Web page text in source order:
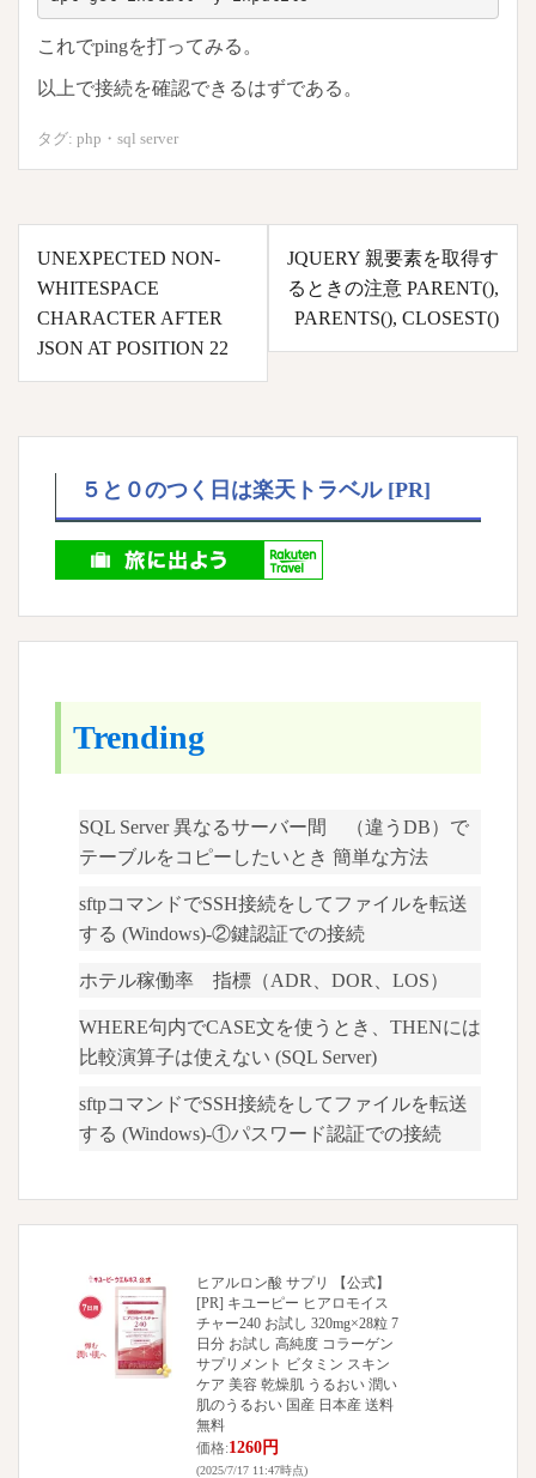
これでpingを打ってみる。
以上で接続を確認できるはずである。
タグ: php ・ sql server
稿
ナ
ビ
ゲ
UNEXPECTED NON-
WHITESPACE
CHARACTER AFTER
JSON AT POSITION 22
JQUERY 親要素を取得す
るときの注意 PARENT(),
PARENTS(), CLOSEST()
５と０のつく日は楽天トラベル [PR]
Trending
SQL Server 異なるサーバー間 （違うDB）で
テーブルをコピーしたいとき 簡単な方法
sftpコマンドでSSH接続をしてファイルを転送
する (Windows)-②鍵認証での接続
ホテル稼働率 指標（ADR、DOR、LOS）
WHERE句内でCASE文を使うとき、THENには
比較演算子は使えない (SQL Server)
sftpコマンドでSSH接続をしてファイルを転送
する (Windows)-①パスワード認証での接続
ヒアルロン酸 サプリ 【公式】
[PR] キユーピー ヒアロモイス
チャー240 お試し 320mg×28粒 7
日分 お試し 高純度 コラーゲン
サプリメント ビタミン スキン
ケア 美容 乾燥肌 うるおい 潤い
肌のうるおい 国産 日本産 送料
無料
価格:1260円
(2025/7/17 11:47時点)